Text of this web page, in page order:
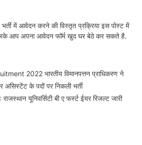
में आवेदन करने की विस्तृत प्रक्रिया इस पोस्ट में
आप अपना आवेदन फॉर्म खुद घर बेठे कर सकते है.
2022 भारतीय विमानपत्तन प्राधिकरण ने
के पदों पर निकली भर्ती
यूनिवर्सिटी बी ए फर्स्ट ईयर रिजल्ट जारी